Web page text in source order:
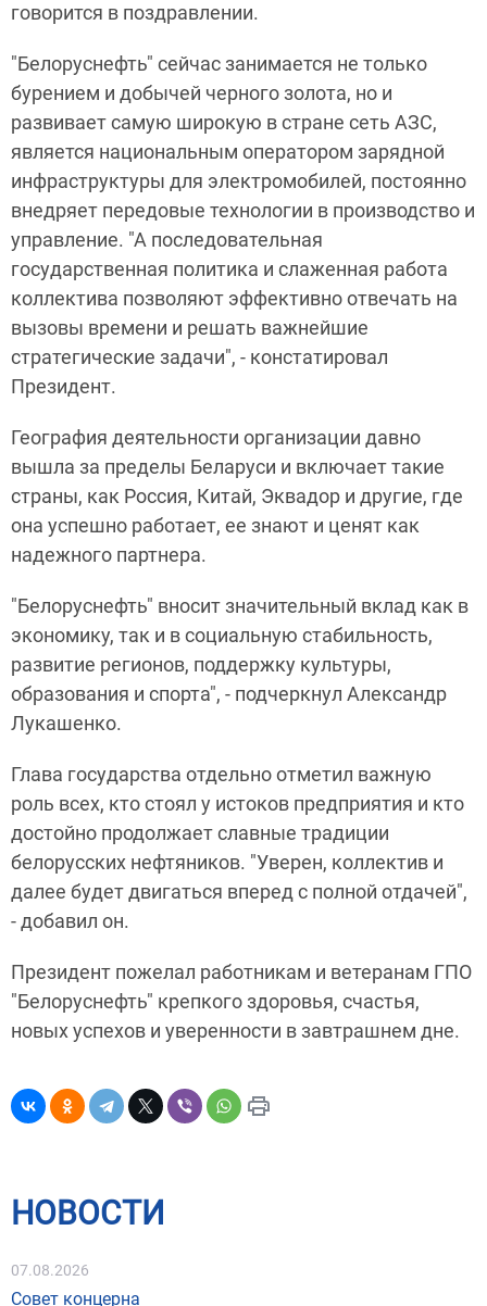
говорится в поздравлении.
"Белоруснефть" сейчас занимается не только
бурением и добычей черного золота, но и
развивает самую широкую в стране сеть АЗС,
является национальным оператором зарядной
инфраструктуры для электромобилей, постоянно
внедряет передовые технологии в производство и
управление. "А последовательная
государственная политика и слаженная работа
коллектива позволяют эффективно отвечать на
вызовы времени и решать важнейшие
стратегические задачи", - констатировал
Президент.
География деятельности организации давно
вышла за пределы Беларуси и включает такие
страны, как Россия, Китай, Эквадор и другие, где
она успешно работает, ее знают и ценят как
надежного партнера.
"Белоруснефть" вносит значительный вклад как в
экономику, так и в социальную стабильность,
развитие регионов, поддержку культуры,
образования и спорта", - подчеркнул Александр
Лукашенко.
Глава государства отдельно отметил важную
роль всех, кто стоял у истоков предприятия и кто
достойно продолжает славные традиции
белорусских нефтяников. "Уверен, коллектив и
далее будет двигаться вперед с полной отдачей",
- добавил он.
Президент пожелал работникам и ветеранам ГПО
"Белоруснефть" крепкого здоровья, счастья,
новых успехов и уверенности в завтрашнем дне.
НОВОСТИ
07.08.2026
Совет концерна